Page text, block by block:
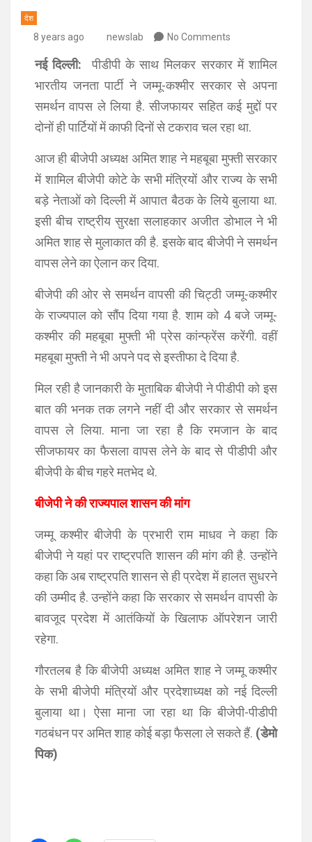
देश
8 years ago newslab No Comments
नई दिल्ली:
पीडीपी के साथ मिलकर सरकार में शामिल
भारतीय जनता पार्टी ने जम्मू-कश्मीर सरकार से अपना
समर्थन वापस ले लिया है. सीजफायर सहित कई मुद्दों पर
दोनों ही पार्टियों में काफी दिनों से टकराव चल रहा था.
आज ही बीजेपी अध्यक्ष अमित शाह ने महबूबा मुफ्ती सरकार
में शामिल बीजेपी कोटे के सभी मंत्रियों और राज्य के सभी
बड़े नेताओं को दिल्ली में आपात बैठक के लिये बुलाया था.
इसी बीच राष्ट्रीय सुरक्षा सलाहकार अजीत डोभाल ने भी
अमित शाह से मुलाकात की है. इसके बाद बीजेपी ने समर्थन
वापस लेने का ऐलान कर दिया.
बीजेपी की ओर से समर्थन वापसी की चिट्ठी जम्मू-कश्मीर
के राज्यपाल को सौंप दिया गया है. शाम को 4 बजे जम्मू-
कश्मीर की महबूबा मुफ्ती भी प्रेस कांन्फ्रेंस करेंगी. वहीं
महबूबा मुफ्ती ने भी अपने पद से इस्तीफा दे दिया है.
मिल रही है जानकारी के मुताबिक बीजेपी ने पीडीपी को इस
बात की भनक तक लगने नहीं दी और सरकार से समर्थन
वापस ले लिया. माना जा रहा है कि रमजान के बाद
सीजफायर का फैसला वापस लेने के बाद से पीडीपी और
बीजेपी के बीच गहरे मतभेद थे.
बीजेपी ने की राज्यपाल शासन की मांग
जम्मू कश्मीर बीजेपी के प्रभारी राम माधव ने कहा कि
बीजेपी ने यहां पर राष्ट्रपति शासन की मांग की है. उन्होंने
कहा कि अब राष्ट्रपति शासन से ही प्रदेश में हालत सुधरने
की उम्मीद है. उन्होंने कहा कि सरकार से समर्थन वापसी के
बावजूद प्रदेश में आतंकियों के खिलाफ ऑपरेशन जारी
रहेगा.
गौरतलब है कि बीजेपी अध्यक्ष अमित शाह ने जम्मू कश्मीर
के सभी बीजेपी मंत्रियों और प्रदेशाध्यक्ष को नई दिल्ली
बुलाया था। ऐसा माना जा रहा था कि बीजेपी-पीडीपी
गठबंधन पर अमित शाह कोई बड़ा फैसला ले सकते हैं. (डेमो
पिक)